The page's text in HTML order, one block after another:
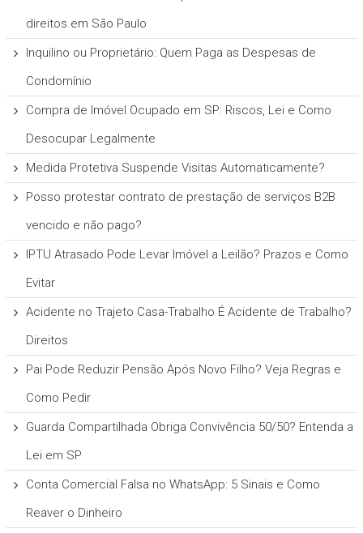
direitos em São Paulo
Inquilino ou Proprietário: Quem Paga as Despesas de
Condomínio
Compra de Imóvel Ocupado em SP: Riscos, Lei e Como
Desocupar Legalmente
Medida Protetiva Suspende Visitas Automaticamente?
Posso protestar contrato de prestação de serviços B2B
vencido e não pago?
IPTU Atrasado Pode Levar Imóvel a Leilão? Prazos e Como
Evitar
Acidente no Trajeto Casa-Trabalho É Acidente de Trabalho?
Direitos
Pai Pode Reduzir Pensão Após Novo Filho? Veja Regras e
Como Pedir
Guarda Compartilhada Obriga Convivência 50/50? Entenda a
Lei em SP
Conta Comercial Falsa no WhatsApp: 5 Sinais e Como
Reaver o Dinheiro